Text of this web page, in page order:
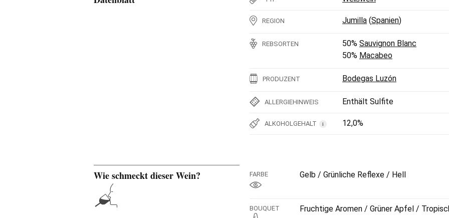
REGION Jumilla (Spanien)
REBSORTEN 50% Sauvignon Blanc
50% Macabeo
PRODUZENT Bodegas Luzón
ALLERGIEHINWEIS Enthält Sulfite
ALKOHOLGEHALT i 12,0%
Wie schmeckt dieser Wein? FARBE Gelb / Grünliche Reflexe / Hell
BOUQUET Fruchtige Aromen / Grüner Apfel /